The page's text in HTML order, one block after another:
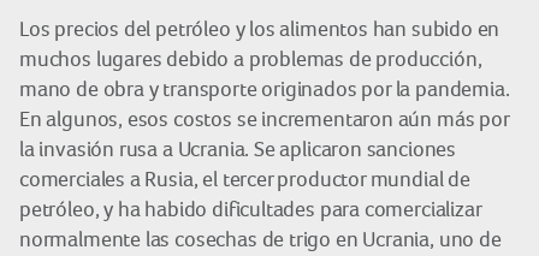
Los precios del petróleo y los alimentos han subido en
muchos lugares debido a problemas de producción,
mano de obra y transporte originados por la pandemia.
En algunos, esos costos se incrementaron aún más por
la invasión rusa a Ucrania. Se aplicaron sanciones
comerciales a Rusia, el tercer productor mundial de
petróleo, y ha habido dificultades para comercializar
normalmente las cosechas de trigo en Ucrania, uno de